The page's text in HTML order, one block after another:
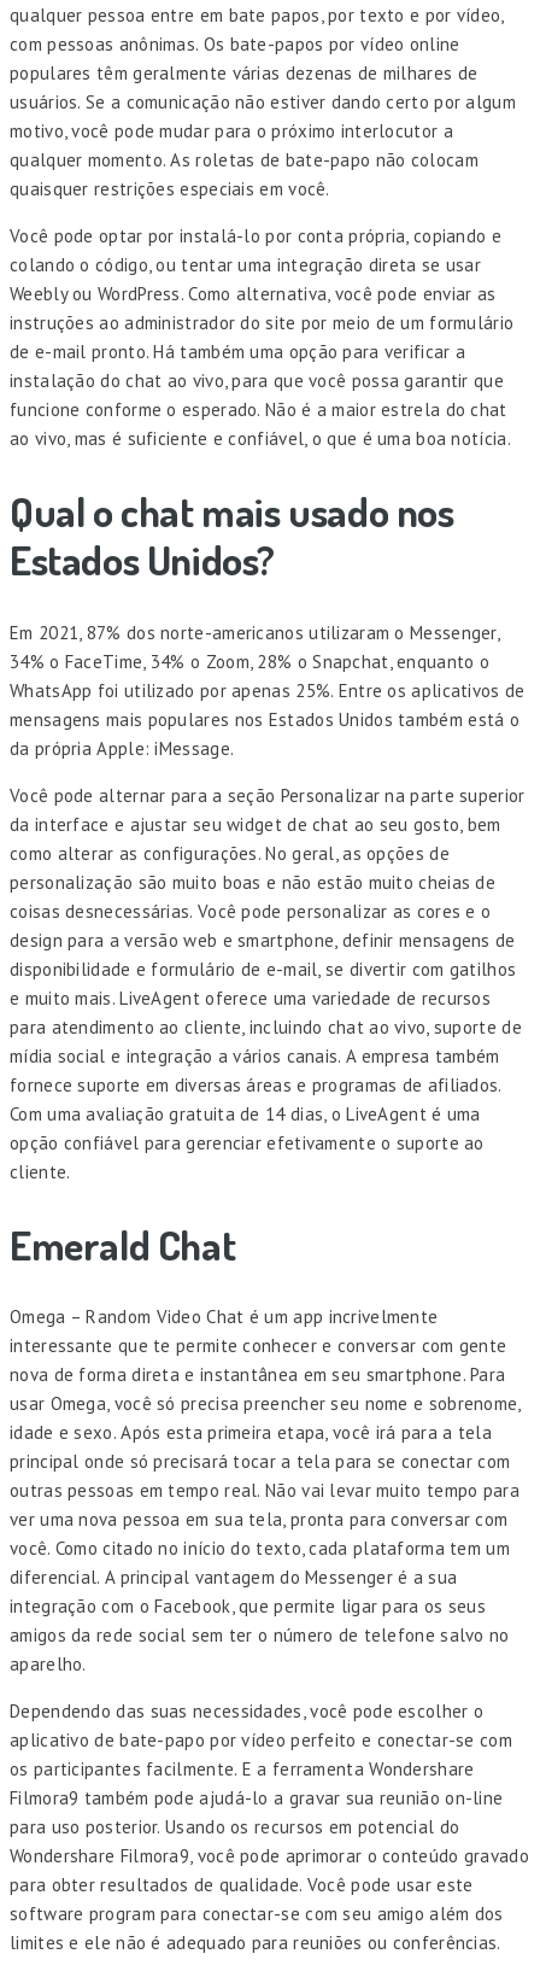
qualquer pessoa entre em bate papos, por texto e por vídeo,
com pessoas anônimas. Os bate-papos por vídeo online
populares têm geralmente várias dezenas de milhares de
usuários. Se a comunicação não estiver dando certo por algum
motivo, você pode mudar para o próximo interlocutor a
qualquer momento. As roletas de bate-papo não colocam
quaisquer restrições especiais em você.
Você pode optar por instalá-lo por conta própria, copiando e
colando o código, ou tentar uma integração direta se usar
Weebly ou WordPress. Como alternativa, você pode enviar as
instruções ao administrador do site por meio de um formulário
de e-mail pronto. Há também uma opção para verificar a
instalação do chat ao vivo, para que você possa garantir que
funcione conforme o esperado. Não é a maior estrela do chat
ao vivo, mas é suficiente e confiável, o que é uma boa notícia.
Qual o chat mais usado nos
Estados Unidos?
Em 2021, 87% dos norte-americanos utilizaram o Messenger,
34% o FaceTime, 34% o Zoom, 28% o Snapchat, enquanto o
WhatsApp foi utilizado por apenas 25%. Entre os aplicativos de
mensagens mais populares nos Estados Unidos também está o
da própria Apple: iMessage.
Você pode alternar para a seção Personalizar na parte superior
da interface e ajustar seu widget de chat ao seu gosto, bem
como alterar as configurações. No geral, as opções de
personalização são muito boas e não estão muito cheias de
coisas desnecessárias. Você pode personalizar as cores e o
design para a versão web e smartphone, definir mensagens de
disponibilidade e formulário de e-mail, se divertir com gatilhos
e muito mais. LiveAgent oferece uma variedade de recursos
para atendimento ao cliente, incluindo chat ao vivo, suporte de
mídia social e integração a vários canais. A empresa também
fornece suporte em diversas áreas e programas de afiliados.
Com uma avaliação gratuita de 14 dias, o LiveAgent é uma
opção confiável para gerenciar efetivamente o suporte ao
cliente.
Emerald Chat
Omega – Random Video Chat é um app incrivelmente
interessante que te permite conhecer e conversar com gente
nova de forma direta e instantânea em seu smartphone. Para
usar Omega, você só precisa preencher seu nome e sobrenome,
idade e sexo. Após esta primeira etapa, você irá para a tela
principal onde só precisará tocar a tela para se conectar com
outras pessoas em tempo real. Não vai levar muito tempo para
ver uma nova pessoa em sua tela, pronta para conversar com
você. Como citado no início do texto, cada plataforma tem um
diferencial. A principal vantagem do Messenger é a sua
integração com o Facebook, que permite ligar para os seus
amigos da rede social sem ter o número de telefone salvo no
aparelho.
Dependendo das suas necessidades, você pode escolher o
aplicativo de bate-papo por vídeo perfeito e conectar-se com
os participantes facilmente. E a ferramenta Wondershare
Filmora9 também pode ajudá-lo a gravar sua reunião on-line
para uso posterior. Usando os recursos em potencial do
Wondershare Filmora9, você pode aprimorar o conteúdo gravado
para obter resultados de qualidade. Você pode usar este
software program para conectar-se com seu amigo além dos
limites e ele não é adequado para reuniões ou conferências.